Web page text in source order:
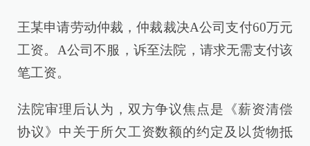
王某申请劳动仲裁，仲裁裁决A公司支付60万元
工资。A公司不服，诉至法院，请求无需支付该
笔工资。
法院审理后认为，双方争议焦点是《薪资清偿
协议》中关于所欠工资数额的约定及以货物抵